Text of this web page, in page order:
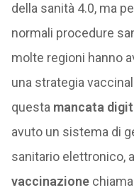
della sanità 4.0, ma
normali procedure
molte regioni hanno
una strategia
questa mancata
avuto un sistema di
sanitario elettronico,
vaccinazione